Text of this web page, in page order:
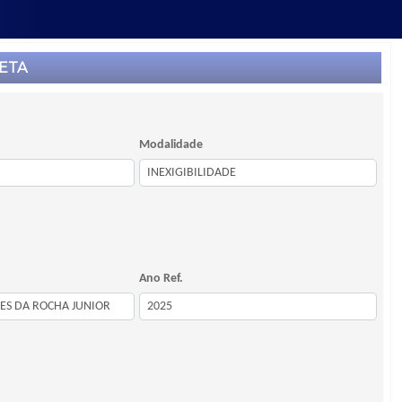
Modalidade
Ano Ref.